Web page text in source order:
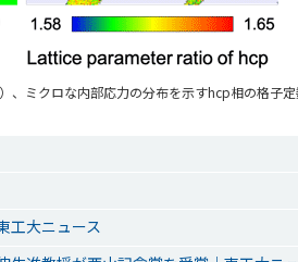
ミクロな内部応力の分布を示すhcp相の格子定
工大ニュース